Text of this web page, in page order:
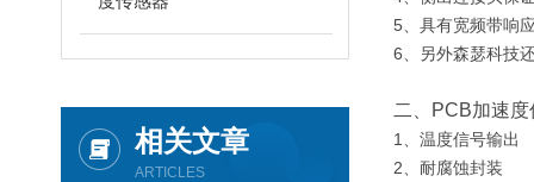
相关文章
ARTICLES
5、具有宽频带响
6、另外森瑟科技
二、PCB加速
1、温度信号输出
2、耐腐蚀封装